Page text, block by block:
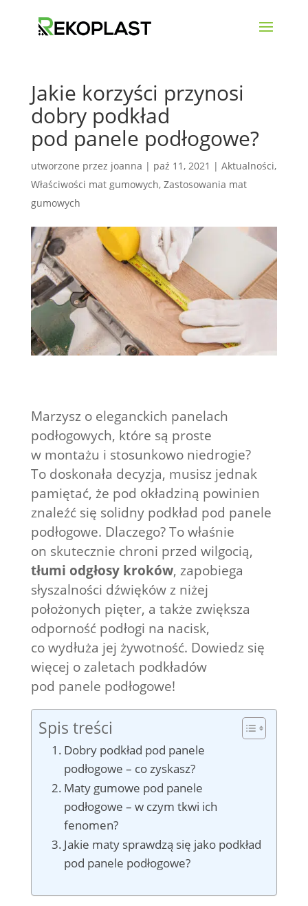
Jakie korzyści przynosi
dobry podkład
pod panele podłogowe?
utworzone przez joanna | paź 11, 2021 | Aktualności,
Właściwości mat gumowych, Zastosowania mat
gumowych
Marzysz o eleganckich panelach
podłogowych, które są proste
w montażu i stosunkowo niedrogie?
To doskonała decyzja, musisz jednak
pamiętać, że pod okładziną powinien
znaleźć się solidny podkład pod panele
podłogowe. Dlaczego? To właśnie
on skutecznie chroni przed wilgocią,
tłumi odgłosy kroków, zapobiega
słyszalności dźwięków z niżej
położonych pięter, a także zwiększa
odporność podłogi na nacisk,
co wydłuża jej żywotność. Dowiedz się
więcej o zaletach podkładów
pod panele podłogowe!
Spis treści
Dobry podkład pod panele
podłogowe – co zyskasz?
Maty gumowe pod panele
podłogowe – w czym tkwi ich
fenomen?
Jakie maty sprawdzą się jako podkład
pod panele podłogowe?